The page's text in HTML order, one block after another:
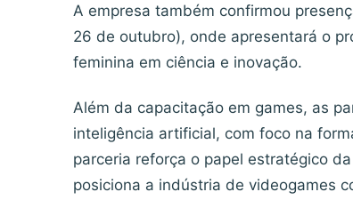
A empresa também confirmou
26 de outubro), onde apresentará o
feminina em ciência e inovação.
Além da capacitação em games, as
inteligência artificial, com foco na
parceria reforça o papel estratégico
posiciona a indústria de videogames